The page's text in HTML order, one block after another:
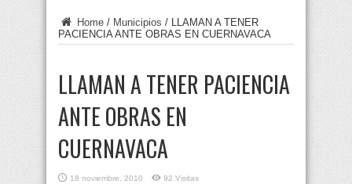
Home / Municipios / LLAMAN A TENER
PACIENCIA ANTE OBRAS EN CUERNAVACA
LLAMAN A TENER PACIENCIA
ANTE OBRAS EN
CUERNAVACA
18 noviembre, 2010 92 Visitas